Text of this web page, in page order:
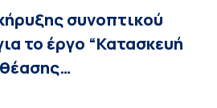
συνοπτικού
το έργο “Κατασκευή